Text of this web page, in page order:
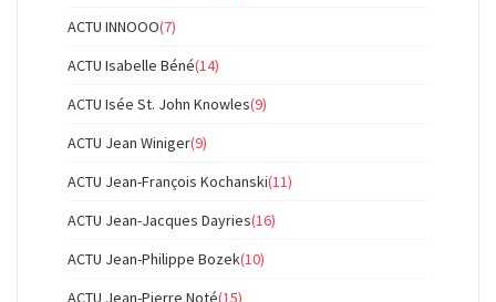
ACTU INNOOO(7)
ACTU Isabelle Béné(14)
ACTU Isée St. John Knowles(9)
ACTU Jean Winiger(9)
ACTU Jean-François Kochanski(11)
ACTU Jean-Jacques Dayries(16)
ACTU Jean-Philippe Bozek(10)
ACTU Jean-Pierre Noté(15)